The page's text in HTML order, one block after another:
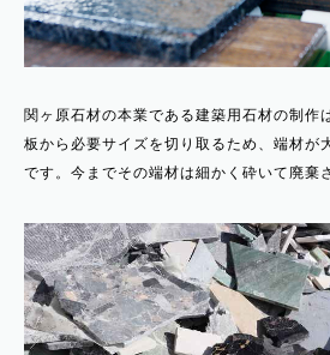
関ヶ原石材の本業である建築用石材の制作
板から必要サイズを切り取るため、端材が
です。今までその端材は細かく砕いて廃棄